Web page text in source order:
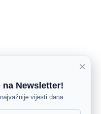
×
na Newsletter!
vijesti dana.